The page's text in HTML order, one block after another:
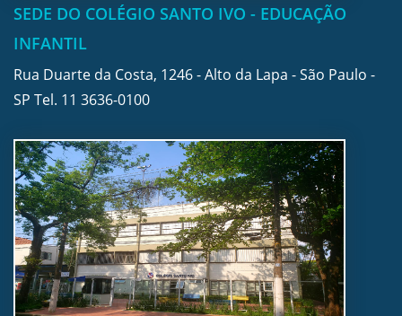
SEDE DO COLÉGIO SANTO IVO - EDUCAÇÃO
INFANTIL
Rua Duarte da Costa, 1246 - Alto da Lapa - São Paulo -
SP Tel. 11 3636-0100